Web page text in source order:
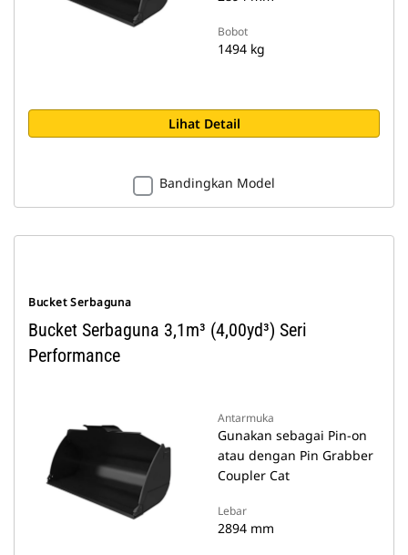
Bobot
1494 kg
Lihat Detail
Bandingkan Model
Bucket Serbaguna
Bucket Serbaguna 3,1m³ (4,00yd³) Seri
Performance
Antarmuka
Gunakan sebagai Pin-on
atau dengan Pin Grabber
Coupler Cat
Lebar
2894 mm